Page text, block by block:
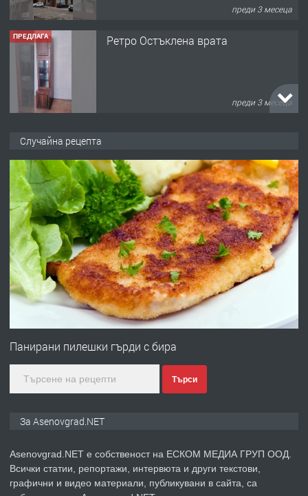
преди 3 месеца
ПРЕДЛАГА Ретро Остъклена врата
преди 3 месеца
преди 10 месеца
ПРЕДЛАГА
Професионална броячна машина -
със сертификат от ЕЦБ
преди 1 година
Професионална зеленчукорезачка
преди 2 години
Случайна рецепта
Панирани пилешки гърди с бира
Търси
За Asenovgrad.NET
Asenovgrad.NET е собственост на ЕСКОМ МЕДИА ГРУП ООД.
Всички статии, репортажи, интервюта и други текстови,
графични и видео материали, публикувани в сайта, са